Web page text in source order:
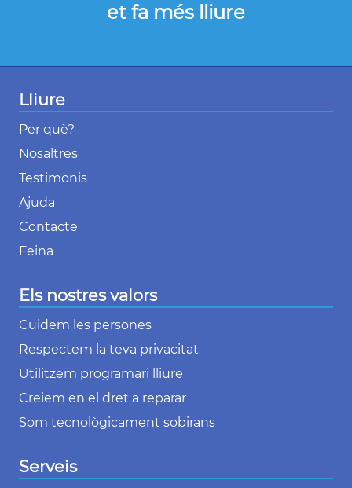
et fa més lliure
Lliure
Per què?
Nosaltres
Testimonis
Ajuda
Contacte
Feina
Els nostres valors
Cuidem les persones
Respectem la teva privacitat
Utilitzem programari lliure
Creiem en el dret a reparar
Som tecnològicament sobirans
Serveis